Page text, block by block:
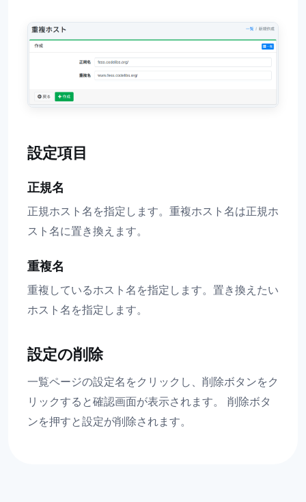
設定項目
正規名
正規ホスト名を指定します。重複ホスト名は正規ホ
スト名に置き換えます。
重複名
重複しているホスト名を指定します。置き換えたい
ホスト名を指定します。
設定の削除
一覧ページの設定名をクリックし、削除ボタンをク
リックすると確認画面が表示されます。 削除ボタ
ンを押すと設定が削除されます。